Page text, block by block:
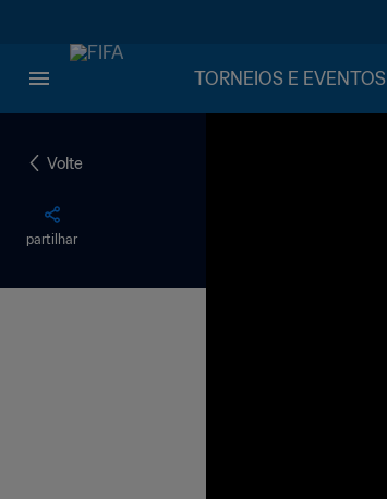
TORNEIOS E EVENTOS
Volte
partilhar